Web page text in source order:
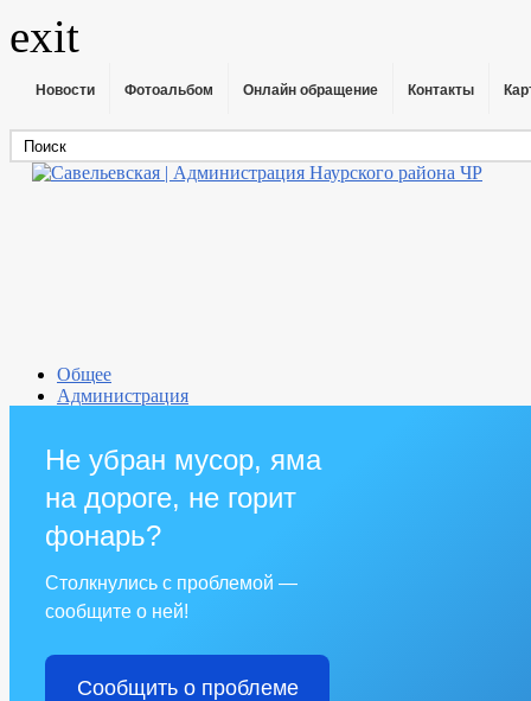
exit
Новости Фотоальбом Онлайн обращение Контакты
Общее
Администрация
Правовые акты
Бюджет
Муниципальные услуги
Прием граждан
Не убран мусор, яма
на дороге, не горит
фонарь?
Столкнулись с проблемой —
сообщите о ней!
Сообщить о проблеме